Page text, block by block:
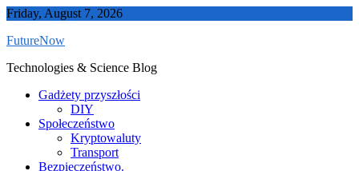
Skip
content
Friday, August 7, 2026
FutureNow
Technologies & Science Blog
Gadżety przyszłości
DIY
Społeczeństwo
Kryptowaluty
Transport
Bezpieczeństwo.